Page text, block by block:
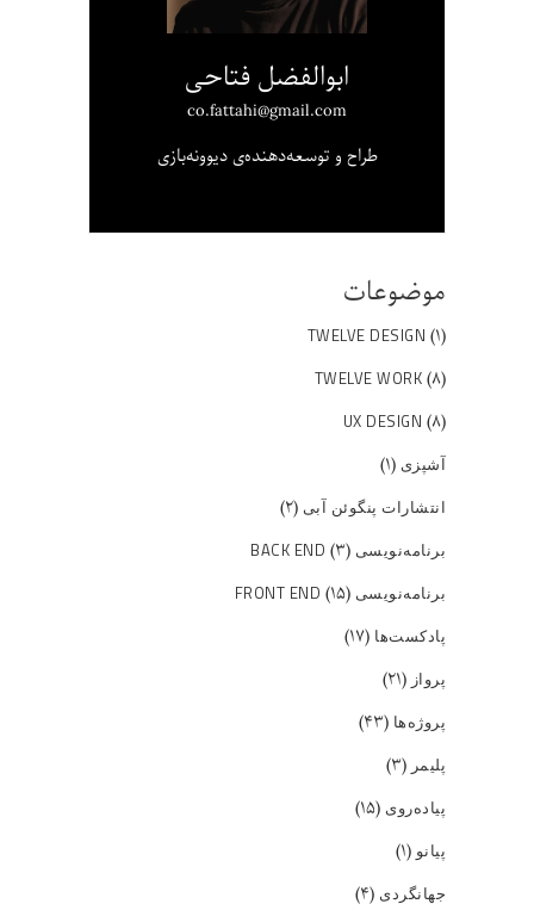
ابوالفضل فتاحی
co.fattahi@gmail.com
طراح و توسعه‌دهنده‌ی دیوونه‌بازی
موضوعات
TWELVE DESIGN (۱)
TWELVE WORK (۸)
UX DESIGN (۸)
آشپزی (۱)
انتشارات پنگوئن آبی (۲)
برنامه‌نویسی BACK END (۳)
برنامه‌نویسی FRONT END (۱۵)
پادکست‌ها (۱۷)
پرواز (۲۱)
پروژه‌ها (۴۳)
پلیمر (۳)
پیاده‌روی (۱۵)
پیانو(۱)
جهانگردی (۴)